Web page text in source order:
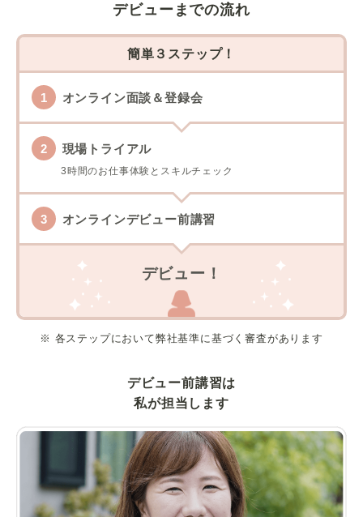
デビューまでの流れ
簡単３ステップ！
オンライン面談＆登録会
現場トライアル
3時間のお仕事体験とスキルチェック
オンラインデビュー前講習
デビュー！
※ 各ステップにおいて弊社基準に基づく審査があります
デビュー前講習は
私が担当します